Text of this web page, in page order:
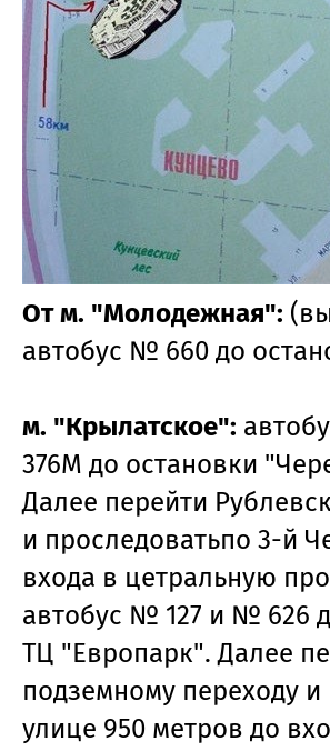
От м. "Молодежная":
автобус № 660 до
м. "Крылатское":
376М до остановки
Далее перейти
и проследоватьпо 3-й
входа в цетральную
автобус № 127 и № 626
ТЦ "Европарк". Далее
подземному переходу
улице 950 метров до